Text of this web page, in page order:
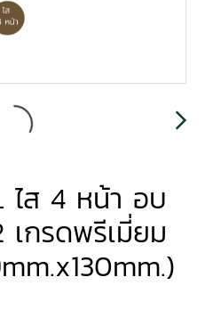
ไส 4 หน้า อบ
กรดพรีเมี่ยม